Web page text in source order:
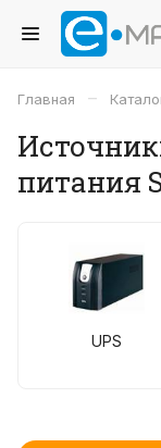
Главная –
питания
UPS